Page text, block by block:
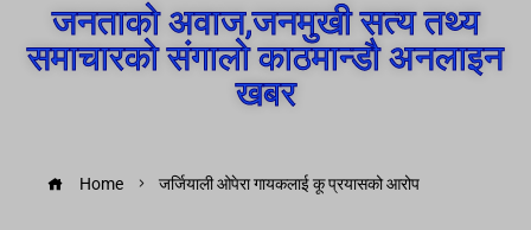
जनताको अवाज,जनमुखी सत्य तथ्य
समाचारको संगालो काठमान्डौ अनलाइन
खबर
Home जर्जियाली ओपेरा गायकलाई कू प्रयासको आरोप